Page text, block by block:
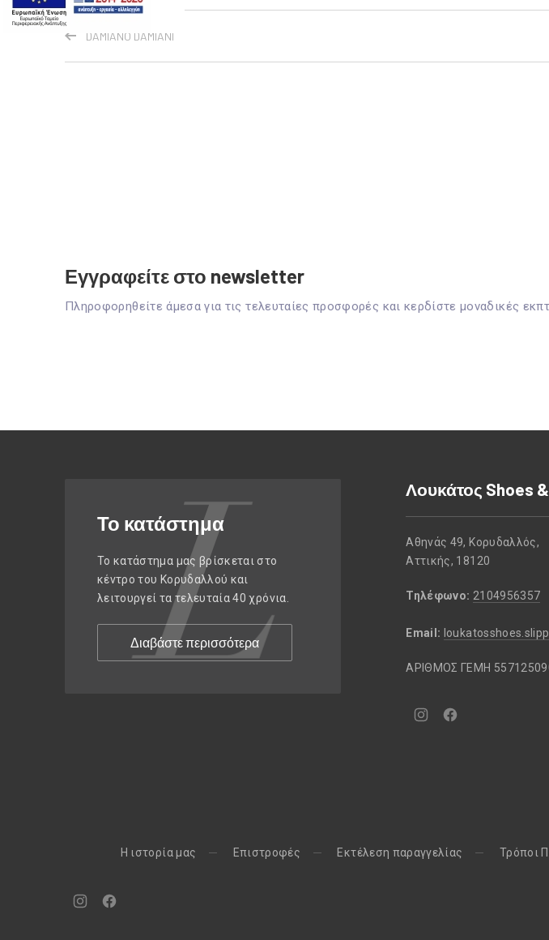
DAMIANO DAMIANI
Εγγραφείτε στο newsletter
Πληροφορηθείτε άμεσα για τις τελευταίες προσφορές και κερδίστε μοναδικές
Το κατάστημα
Το κατάστημα μας βρίσκεται στο
κέντρο του Κορυδαλλού και
λειτουργεί τα τελευταία 40 χρόνια.
Διαβάστε περισσότερα
Λουκάτος Shoes
Αθηνάς 49, Κορυδαλλός,
Αττικής, 18120
Τηλέφωνο: 2104956357
Email:
ΑΡΙΘΜΟΣ ΓΕΜΗ
Νέο
Νέο
H ιστορία μας Eπιστροφές Εκτέλεση παραγγελίας Τρόποι
Νέο
Νέο